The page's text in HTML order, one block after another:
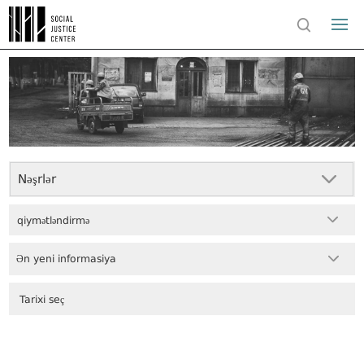
Nəşrlər
qiymətləndirmə
Ən yeni informasiya